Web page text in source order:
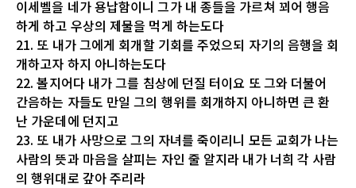
이세벨을 네가 용납함이니 그가 내 종들을 가르쳐 꾀어 행음
하게 하고 우상의 제물을 먹게 하는도다
21. 또 내가 그에게 회개할 기회를 주었으되 자기의 음행을 회
개하고자 하지 아니하는도다
22. 볼지어다 내가 그를 침상에 던질 터이요 또 그와 더불어
간음하는 자들도 만일 그의 행위를 회개하지 아니하면 큰 환
난 가운데에 던지고
23. 또 내가 사망으로 그의 자녀를 죽이리니 모든 교회가 나는
사람의 뜻과 마음을 살피는 자인 줄 알지라 내가 너희 각 사람
의 행위대로 갚아 주리라